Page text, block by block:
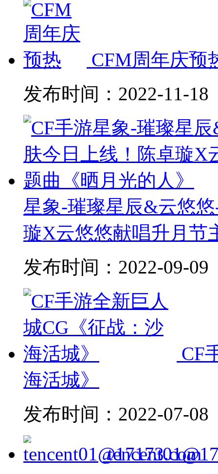
CFM周年庆预
发布时间： 2022-11-18
星象-璀璨星辰&云悠
璇X云悠悠献唱升月节
发布时间： 2022-09-09
CF
海活城》
发布时间： 2022-07-08